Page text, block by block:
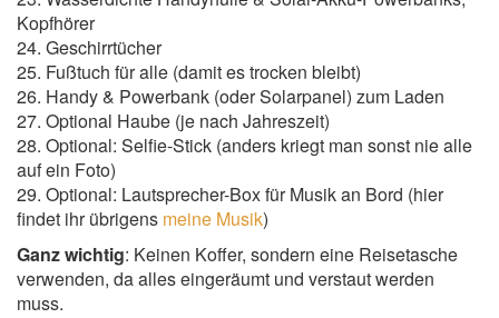
Kopfhörer
24. Geschirrtücher
25. Fußtuch für alle (damit es trocken bleibt)
26. Handy & Powerbank (oder Solarpanel) zum Laden
27. Optional Haube (je nach Jahreszeit)
28. Optional: Selfie-Stick (anders kriegt man sonst nie alle
auf ein Foto)
29. Optional: Lautsprecher-Box für Musik an Bord (hier
findet ihr übrigens meine Musik)
Ganz wichtig: Keinen Koffer, sondern eine Reisetasche
verwenden, da alles eingeräumt und verstaut werden
muss.